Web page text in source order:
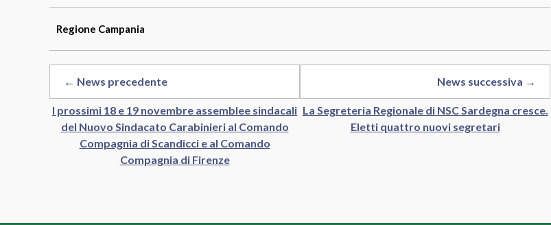
Regione Campania
← News precedente
I prossimi 18 e 19 novembre assemblee sindacali
del Nuovo Sindacato Carabinieri al Comando
Compagnia di Scandicci e al Comando
Compagnia di Firenze
News successiva →
La Segreteria Regionale di NSC Sardegna cresce.
Eletti quattro nuovi segretari